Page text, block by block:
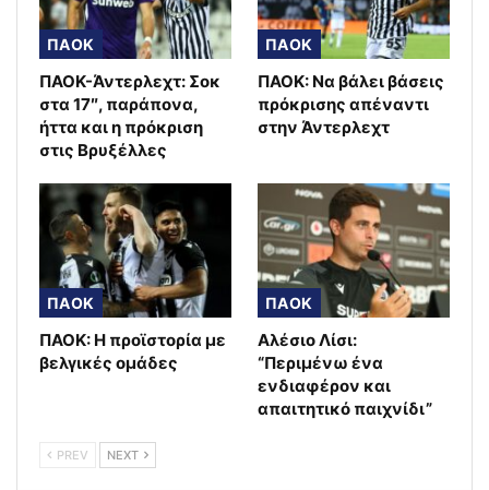
ΠΑΟΚ
ΠΑΟΚ-Άντερλεχτ: Σοκ
στα 17″, παράπονα,
ήττα και η πρόκριση
στις Βρυξέλλες
ΠΑΟΚ
ΠΑΟΚ: Να βάλει βάσεις
πρόκρισης απέναντι
στην Άντερλεχτ
ΠΑΟΚ
ΠΑΟΚ: Η προϊστορία με
βελγικές ομάδες
ΠΑΟΚ
Αλέσιο Λίσι:
“Περιμένω ένα
ενδιαφέρον και
απαιτητικό παιχνίδι”
PREV NEXT